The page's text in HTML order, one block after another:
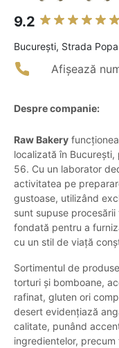
9.2
Bucureşti, Strada
Afișează
Despre companie:
Raw Bakery
localizată în
56. Cu un laborator
activitatea pe
gustoase, utilizând
sunt supuse
fondată pentru a
cu un stil de viață
Sortimentul de
torturi și bomboane,
rafinat, gluten ori
desert evidențiază
calitate, punând
ingredientelor,